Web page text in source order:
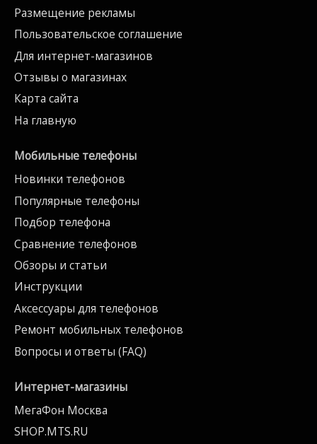
Размещение рекламы
Пользовательское соглашение
Для интернет-магазинов
Отзывы о магазинах
Карта сайта
На главную
Мобильные телефоны
Новинки телефонов
Популярные телефоны
Подбор телефона
Сравнение телефонов
Обзоры и статьи
Инструкции
Аксессуары для телефонов
Ремонт мобильных телефонов
Вопросы и ответы (FAQ)
Интернет-магазины
МегаФон Москва
SHOP.MTS.RU